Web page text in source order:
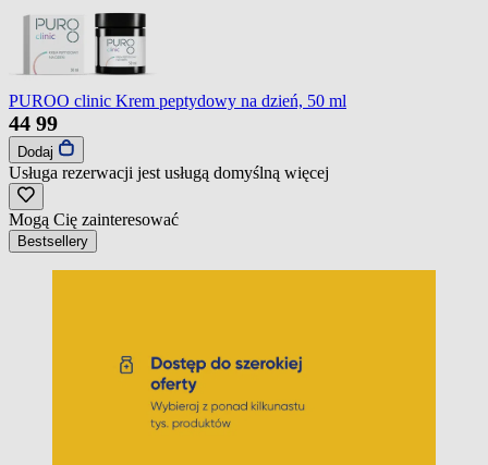
PUROO clinic Krem peptydowy na dzień, 50 ml
44 99
Dodaj
Usługa rezerwacji jest usługą domyślną więcej
Mogą Cię zainteresować
Bestsellery